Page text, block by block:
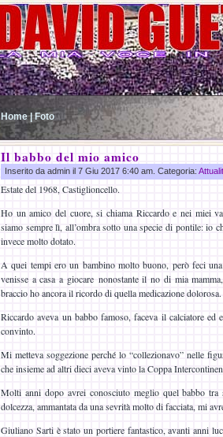
Home | Foto
Il babbo del mio amico
Inserito da admin il 7 Giu 2017 6:40 am. Categoria:
Estate del 1968, Castiglioncello.
Ho un amico del cuore, si chiama Riccardo e nei miei
siamo sempre lì, all’ombra sotto una specie di pontile: io
invece molto dotato.
A quei tempi ero un bambino molto buono, però feci
venisse a casa a giocare nonostante il no di mia
braccio ho ancora il ricordo di quella medicazione dolorosa.
Riccardo aveva un babbo famoso, faceva il calciatore ed
convinto.
Mi metteva soggezione perché lo “collezionavo” nelle
che insieme ad altri dieci aveva vinto la Coppa
Molti anni dopo avrei conosciuto meglio quel babbo
dolcezza, ammantata da una sevrità molto di facciata, mi
Giuliano Sarti è stato un portiere fantastico, avanti anni